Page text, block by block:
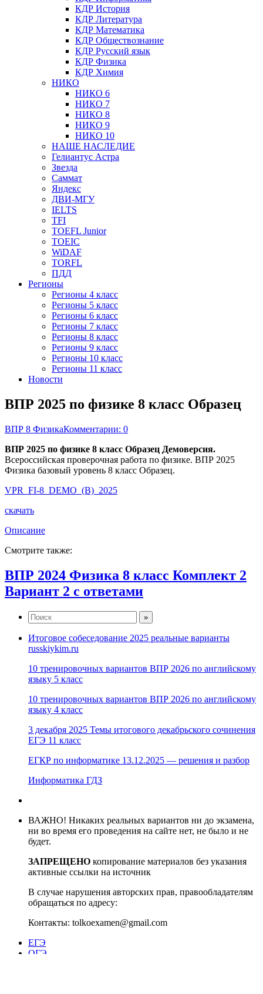
КДР История
КДР Литература
КДР Математика
КДР Обществознание
КДР Русский язык
КДР Физика
КДР Химия
НИКО
НИКО 6
НИКО 7
НИКО 8
НИКО 9
НИКО 10
НАШЕ НАСЛЕДИЕ
Гелиантус Астра
Звезда
Саммат
Яндекс
ДВИ-МГУ
IELTS
TFI
TOEFL Junior
TOEIC
WiDAF
TORFL
ПДД
Регионы
Регионы 4 класс
Регионы 5 класс
Регионы 6 класс
Регионы 7 класс
Регионы 8 класс
Регионы 9 класс
Регионы 10 класс
Регионы 11 класс
Новости
ВПР 2025 по физике 8 класс Образец
ВПР 8 ФизикаКомментарии: 0
ВПР 2025 по физике 8 класс Образец Демоверсия.
Всероссийская проверочная работа по физике. ВПР 2025
Физика базовый уровень 8 класс Образец.
VPR_FI-8_DEMO_(B)_2025
скачать
Описание
Смотрите также:
ВПР 2024 Физика 8 класс Комплект 2
Вариант 2 с ответами
Итоговое собеседование 2025 реальные варианты
russkiykim.ru
10 тренировочных вариантов ВПР 2026 по английскому
языку 5 класс
10 тренировочных вариантов ВПР 2026 по английскому
языку 4 класс
3 декабря 2025 Темы итогового декабрьского сочинения
ЕГЭ 11 класс
ЕГКР по информатике 13.12.2025 — решения и разбор
Информатика ГДЗ
ВАЖНО! Никаких реальных вариантов ни до экзамена,
ни во время его проведения на сайте нет, не было и не
будет.
ЗАПРЕЩЕНО копирование материалов без указания
активные ссылки на источник
В случае нарушения авторских прав, правообладателям
обращаться по адресу:
Контакты: tolkoexamen@gmail.com
ЕГЭ
ОГЭ